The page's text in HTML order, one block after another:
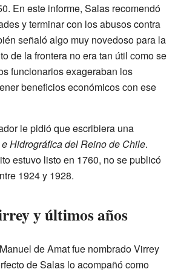
En este informe, Salas recomendó
y terminar con los abusos contra
señaló algo muy novedoso para la
de la frontera no era tan útil como se
funcionarios exageraban los
beneficios económicos con ese
le pidió que escribiera una
Hidrográfica del Reino de Chile.
estuvo listo en 1760, no se publicó
1924 y 1928.
y últimos años
de Amat fue nombrado Virrey
de Salas lo acompañó como